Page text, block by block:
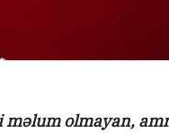
məlum olmayan,